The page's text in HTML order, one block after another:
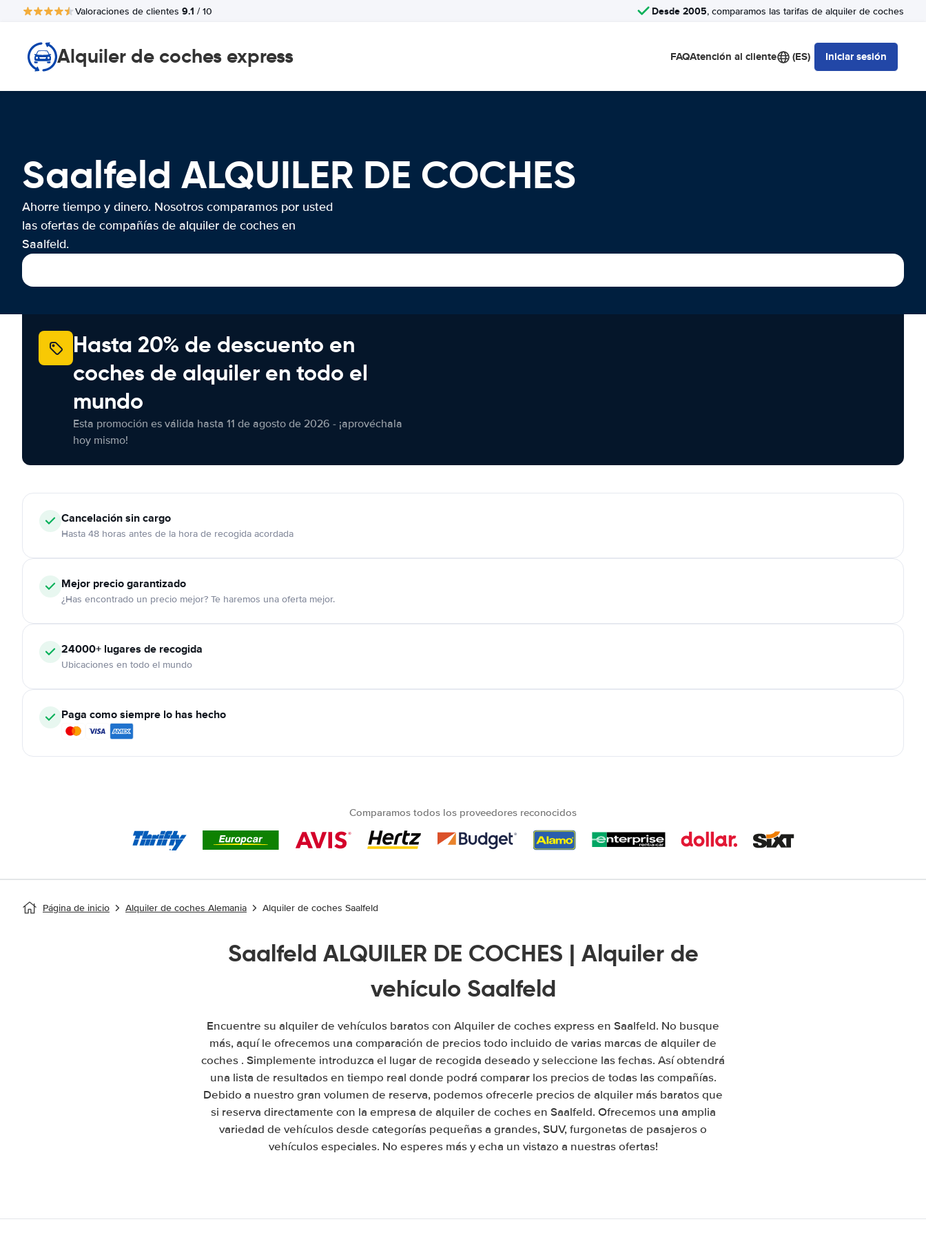
Valoraciones de clientes 9.1 / 10 Desde 2005, comparamos las tarifas de alquiler de coches
Alquiler de coches express FAQAtención al cliente (ES) Iniciar sesión
Saalfeld ALQUILER DE COCHES
Ahorre tiempo y dinero. Nosotros comparamos por usted
las ofertas de compañías de alquiler de coches en
Saalfeld.
Hasta 20% de descuento en
coches de alquiler en todo el
mundo
Esta promoción es válida hasta 11 de agosto de 2026 - ¡aprovéchala
hoy mismo!
Cancelaciónsin cargo
Hasta 48 horas antes de la hora de recogida acordada
Mejor precio garantizado
¿Has encontrado un precio mejor? Te haremos una oferta mejor.
24000+ lugares de recogida
Ubicaciones en todo el mundo
Paga como siempre lo has hecho
Comparamos todos los proveedores reconocidos
Página de inicio Alquiler de coches Alemania Alquiler de coches Saalfeld
Saalfeld ALQUILER DE COCHES | Alquiler de
vehículo Saalfeld
Encuentre su alquiler de vehículos baratos con Alquiler de coches express en Saalfeld. No busque
más, aquí le ofrecemos una comparación de precios todo incluido de varias marcas de alquiler de
coches . Simplemente introduzca el lugar de recogida deseado y seleccione las fechas. Así obtendrá
una lista de resultados en tiempo real donde podrá comparar los precios de todas las compañías.
Debido a nuestro gran volumen de reserva, podemos ofrecerle precios de alquiler más baratos que
si reserva directamente con la empresa de alquiler de coches en Saalfeld. Ofrecemos una amplia
variedad de vehículos desde categorías pequeñas a grandes, SUV, furgonetas de pasajeros o
vehículos especiales. No esperes más y echa un vistazo a nuestras ofertas!